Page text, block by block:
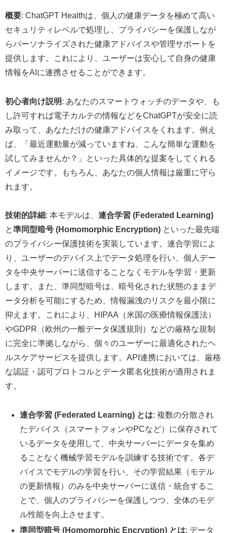
概要: ChatGPT Healthは、個人の健康データを極めて高い
セキュリティレベルで処理し、プライバシーを保護しなが
らパーソナライズされた健康アドバイスや管理サポートを
提供します。これにより、ユーザーは安心して自身の健康
情報をAIに連携させることができます。
初心者向け説明: あなたのスマートウォッチのデータや、も
し許可すれば電子カルテの情報などをChatGPTが安全に読
み取って、あなただけの健康アドバイスをくれます。例え
ば、「最近運動量が減っていますね、こんな簡単な運動を
試してみませんか？」といった具体的な提案をしてくれる
イメージです。もちろん、あなたの個人情報は厳重に守ら
れます。
技術的詳細: 本モデルは、 連合学習 (Federated Learning)
と準同型暗号 (Homomorphic Encryption) といった最先端
のプライバシー保護技術を実装しています。連合学習によ
り、ユーザーのデバイス上でデータ処理を行い、個人デー
タを中央サーバーに送信することなくモデルを学習・更新
します。また、準同型暗号は、暗号化された状態のままデ
ータ分析を可能にするため、情報漏洩のリスクを最小限に
抑えます。これにより、HIPAA（米国の医療情報保護法）
やGDPR（欧州の一般データ保護規則）などの厳格な規制
に完全に準拠しながら、個々のユーザーに最適化されたヘ
ルスケアサービスを提供します。API連携においては、厳格
な認証・認可プロトコルとデータ匿名化技術が適用されま
す。
連合学習 (Federated Learning) とは: 複数の分散され
たデバイス（スマートフォンやPCなど）に保存されて
いるデータを使用して、中央サーバーにデータを集め
ることなく機械学習モデルを訓練する技術です。各デ
バイスでモデルの学習を行い、その学習結果（モデル
の更新情報）のみを中央サーバーに送信・統合するこ
とで、個人のプライバシーを保護しつつ、全体のモデ
ル性能を向上させます。
準同型暗号 (Homomorphic Encryption) とは: データ